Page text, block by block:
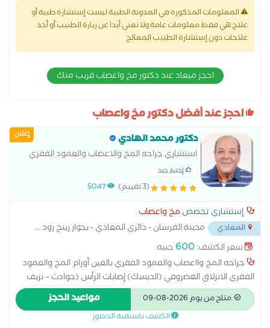
المعلومات المذكورة في المدونة الطبية ليست إستشارة طبية أو
علاج هي فقط معلومات عامة ولا تغني أبدا عن زيارة الطبيب أو أخذ
علاجات دون إستشارة الطبيب المعالج
احجز ميعاد عند دكتور مخ واعصاب قريب منك
احجز عند أفضل دكتور مخ واعصاب
إعلان دكتور محمد الهادي
استشاري جراحه المخ والاعصاب والعمود الفقري
إختيار جيد
(3 تقييم) 5047
إستشاري تخصص مخ واعصاب
المعادي مدينة الفرسان - دائري المعادي - بجوار رينج رود...
سعر الكشف:600 جنيه
جراحه المخ وااعصاب والعمود الفقري بالغين أورام المخ والعمود
الفقري الانزلاق الغضروفي (الديسك) إصابات الرأس (حوادث – نزيف
بالمخ) نزيف أو جلطة في المخ (في بعض الحالات الجراحية) تشوهات
العمود الفقري ضغط على الأعصاب (زي عرق النسا) استسقاء المخ
(تجمع السوائل) بعض حالات الصرع (جراحيًا)
متاح من يوم 2026-08-09 مواعيد الحجز
الكشف باسبقية الحضور